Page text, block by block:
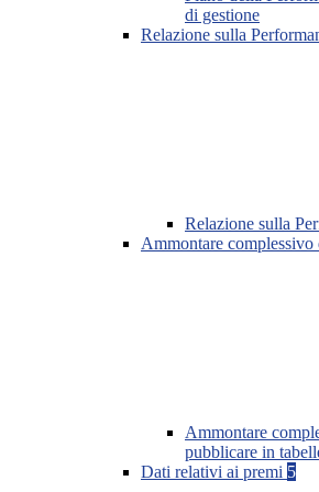
di gestione
Relazione sulla
Relazione sulla
Ammontare complessivo
Ammontare
pubblicare in
Dati relativi ai premi 5